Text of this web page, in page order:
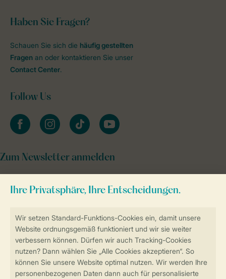
Sicher und schnell zur Online-Buchung
Sichere Datenübertragung
Haben Sie Fragen?
Schauen Sie sich die häufig gestellten
Fragen an oder kontaktieren Sie unser
Contact Center.
Follow Us
facebookinstagramtiktok youtube
Zum Newsletter anmelden